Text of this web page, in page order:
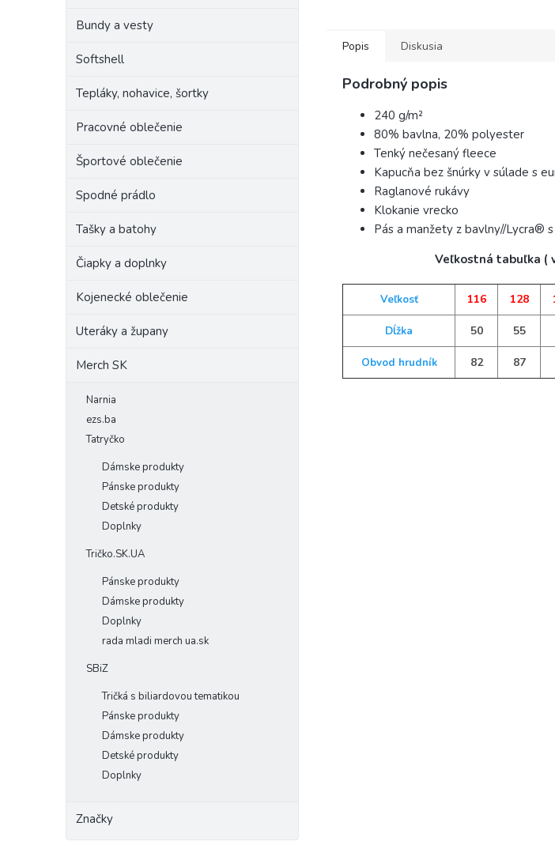
Bundy a vesty
Softshell
Tepláky, nohavice, šortky
Pracovné oblečenie
Športové oblečenie
Spodné prádlo
Tašky a batohy
Čiapky a doplnky
Kojenecké oblečenie
Uteráky a župany
Merch SK
Narnia
ezs.ba
Tatryčko
Dámske produkty
Pánske produkty
Detské produkty
Doplnky
Tričko.SK.UA
Pánske produkty
Dámske produkty
Doplnky
rada mladi merch ua.sk
SBiZ
Tričká s biliardovou tematikou
Pánske produkty
Dámske produkty
Detské produkty
Doplnky
Značky
Popis Diskusia
Podrobný popis
240 g/m²
80% bavlna, 20% polyester
Tenký nečesaný fleece
Kapucňa bez šnúrky v súlade s
Raglanové rukávy
Klokanie vrecko
Pás a manžety z bavlny//Lycra®
Veľkostná tabuľka (
Veľkosť 116 128
Dĺžka 50 55
Obvod hrudník 82 87